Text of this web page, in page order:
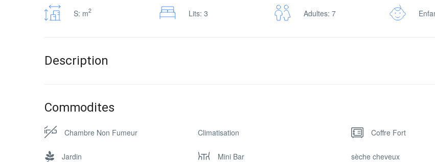
S: m2 Lits: 3 Adultes: 7
Description
Commodites
Chambre Non Fumeur Climatisation Coffre Fort
Jardin Mini Bar sèche cheveux